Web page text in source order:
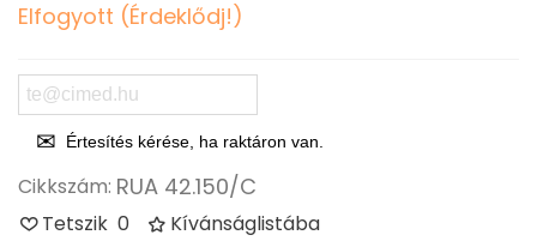
Elfogyott (Érdeklődj!)
Értesítés kérése, ha raktáron van.
Cikkszám: RUA 42.150/C
Tetszik 0 Kívánságlistába